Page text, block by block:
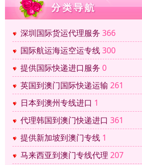
深圳国际货运代理服务 366
国际航运海运空运专线300
提供国际快递进口服务 0
英国到澳门国际快递运输 261
日本到澳州专线进口 1
代理韩国到澳门快递进口 361
提供新加坡到澳门专线 1
马来西亚到澳门专线代理 207